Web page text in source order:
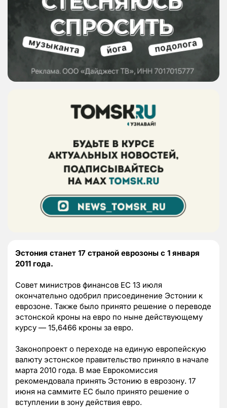
Эстония станет 17 страной еврозоны с 1 января
2011 года.
Совет министров финансов ЕС 13 июля
окончательно одобрил присоединение Эстонии к
еврозоне. Также было принято решение о переводе
эстонской кроны на евро по ныне действующему
курсу — 15,6466 кроны за евро.
Законопроект о переходе на единую европейскую
валюту эстонское правительство приняло в начале
марта 2010 года. В мае Еврокомиссия
рекомендовала принять Эстонию в еврозону. 17
июня на саммите ЕС было принято решение о
вступлении в зону действия евро.